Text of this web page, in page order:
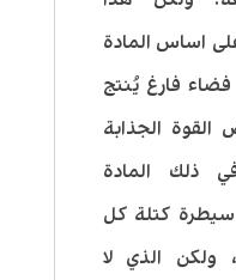
اساس المادة
فارغ يُنتج
القوة الجذابة
ذلك المادة
كتلة كل
ولكن الذي لا